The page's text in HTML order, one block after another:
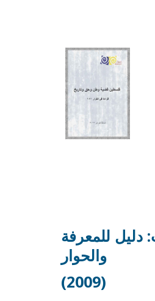
دليل للمعرفة
والحوار
(2009)